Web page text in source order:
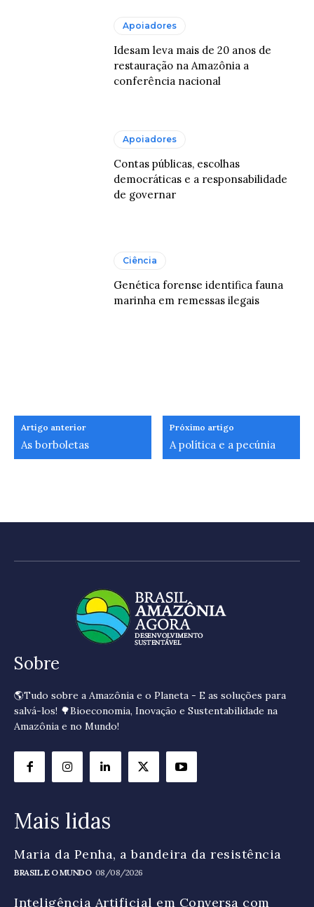
Apoiadores
Idesam leva mais de 20 anos de
restauração na Amazônia a
conferência nacional
Apoiadores
Contas públicas, escolhas
democráticas e a responsabilidade
de governar
Ciência
Genética forense identifica fauna
marinha em remessas ilegais
Artigo anterior
As borboletas
Próximo artigo
A política e a pecúnia
Sobre
🌎Tudo sobre a Amazônia e o Planeta - E as soluções para
salvá-los! 🌳Bioeconomia, Inovação e Sustentabilidade na
Amazônia e no Mundo!
Mais lidas
Maria da Penha, a bandeira da resistência
BRASIL E O MUNDO 08/08/2026
Inteligência Artificial em Conversa com